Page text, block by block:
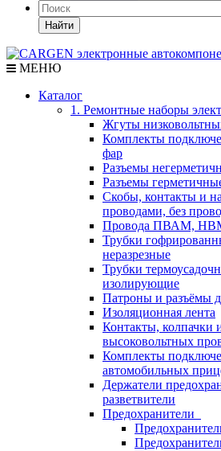
Найти
МЕНЮ
Каталог
1. Ремонтные наборы
Жгуты
Комплекты
фар
Разъемы
Разъемы
Скобы, контакты и
проводами, без
Провода ПВАМ,
Трубки
неразрезные
Трубки
изолирующие
Патроны и разъёмы
Изоляционная лента
Контакты, колпачки
высоковольтных
Комплекты
автомобильных
Держатели
разветвители
Предохранители